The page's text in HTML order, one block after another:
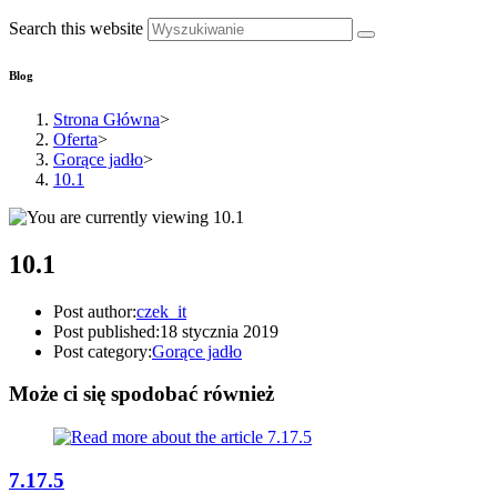
Search this website
Blog
Strona Główna>
Oferta>
Gorące jadło>
10.1
10.1
Post author:czek_it
Post published:18 stycznia 2019
Post category:Gorące jadło
Może ci się spodobać również
7.17.5